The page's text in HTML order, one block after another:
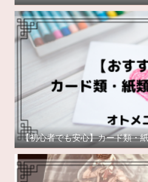
【初心者でも安心】カード類・